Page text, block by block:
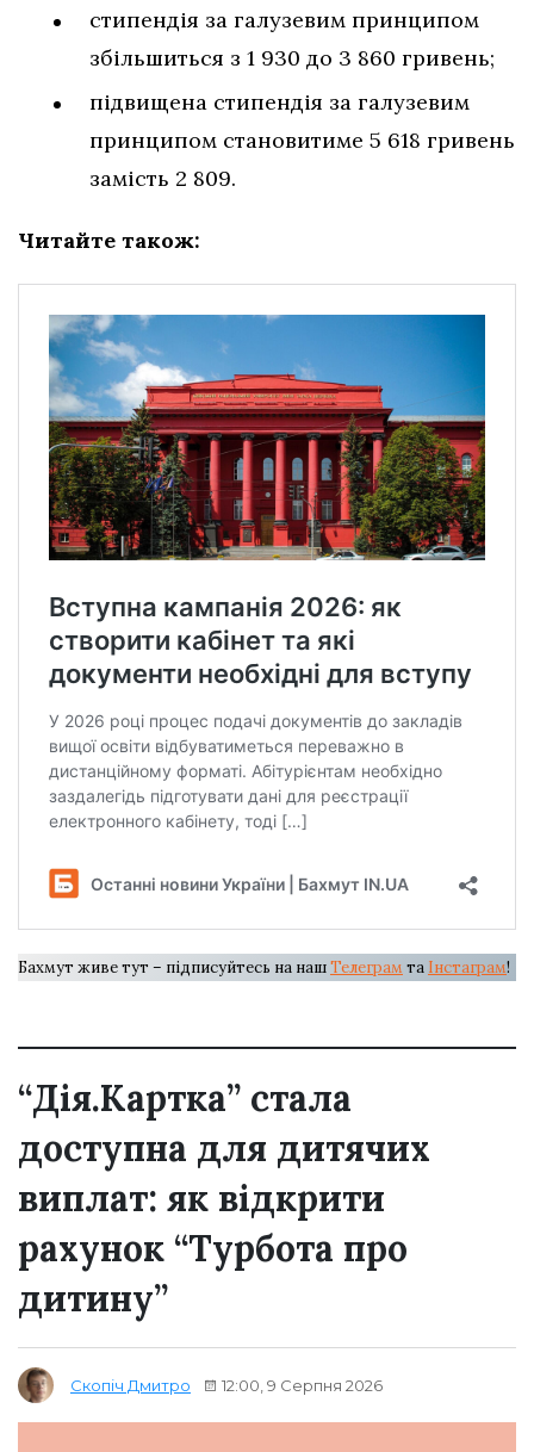
стипендія за галузевим принципом
збільшиться з 1 930 до 3 860 гривень;
підвищена стипендія за галузевим
принципом становитиме 5 618 гривень
замість 2 809.
Читайте також:
Бахмут живе тут – підписуйтесь на нашТелеграм та Інстаграм!
“Дія.Картка” стала
доступна для дитячих
виплат: як відкрити
рахунок “Турбота про
дитину”
Скопіч Дмитро 12:00, 9 Серпня 2026